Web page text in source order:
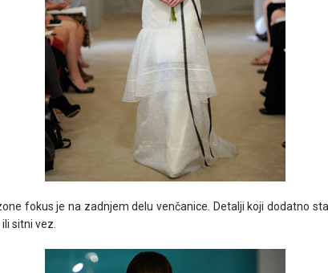
fokus je na zadnjem delu venčanice. Detalji koji dodatno
sitni vez.